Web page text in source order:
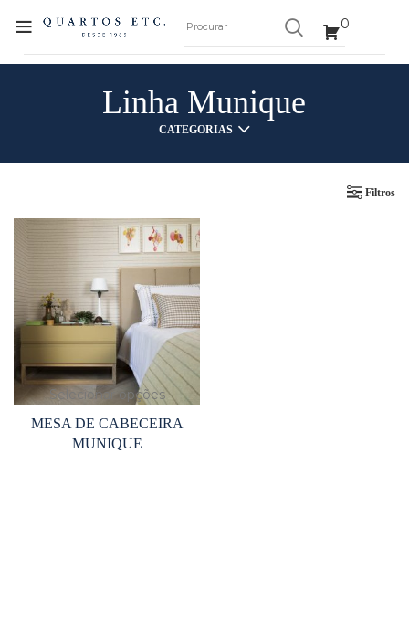
0
Linha Munique
CATEGORIAS
Filtros
Selecionar opções
MESA DE CABECEIRA
MUNIQUE